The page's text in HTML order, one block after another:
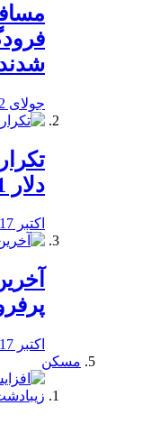
جولای 2, 2020
دلار 11 400
اکتبر 17, 2019
اکتبر 17, 2019
مسکن